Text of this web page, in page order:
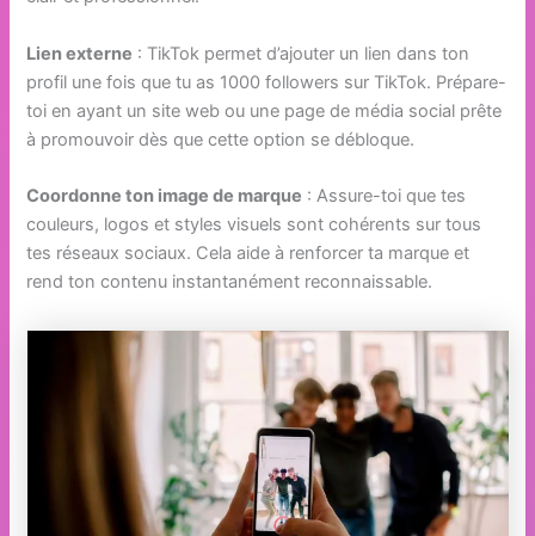
Lien externe : TikTok permet d’ajouter un lien dans ton
profil une fois que tu as 1000 followers sur TikTok. Prépare-
toi en ayant un site web ou une page de média social prête
à promouvoir dès que cette option se débloque.
Coordonne ton image de marque : Assure-toi que tes
couleurs, logos et styles visuels sont cohérents sur tous
tes réseaux sociaux. Cela aide à renforcer ta marque et
rend ton contenu instantanément reconnaissable.